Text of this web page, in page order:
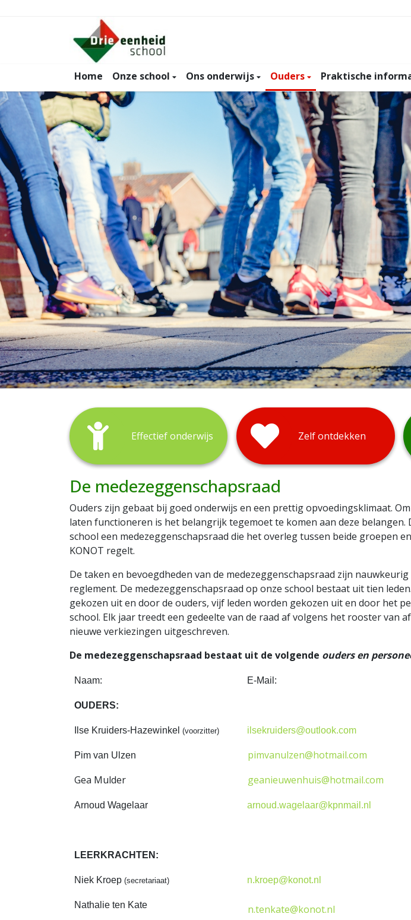
Home Onze school Ons onderwijs Ouders Praktische
Effectief onderwijs Zelf ontdekken
De medezeggenschapsraad
Ouders zijn gebaat bij goed onderwijs en een prettig opvoedingsklimaat.
laten functioneren is het belangrijk tegemoet te komen aan deze belangen.
school een medezeggenschapsraad die het overleg tussen beide groepen
KONOT regelt.
De taken en bevoegdheden van de medezeggenschapsraad zijn
reglement. De medezeggenschapsraad op onze school bestaat uit tien
gekozen uit en door de ouders, vijf leden worden gekozen uit en door het
school. Elk jaar treedt een gedeelte van de raad af volgens het rooster van
nieuwe verkiezingen uitgeschreven.
De medezeggenschapsraad bestaat uit de volgende ouders en
Naam: E-Mail:
OUDERS:
Ilse Kruiders-Hazewinkel(voorzitter) ilsekruiders@outlook.com
Pim van Ulzen
pimvanulzen@hotmail.com
Gea Mulder
geanieuwenhuis@hotmail.com
Arnoud Wagelaar arnoud.wagelaar@kpnmail.nl
LEERKRACHTEN:
Niek Kroep(secretariaat) n.kroep@konot.nl
Nathalie ten Kate n.tenkate@konot.nl